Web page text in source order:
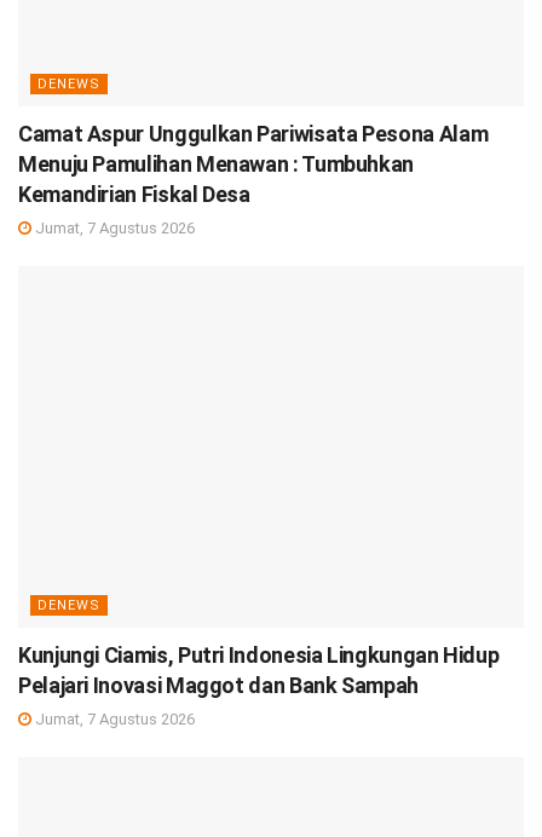
DENEWS
Camat Aspur Unggulkan Pariwisata Pesona Alam
Menuju Pamulihan Menawan : Tumbuhkan
Kemandirian Fiskal Desa
Jumat, 7 Agustus 2026
DENEWS
Kunjungi Ciamis, Putri Indonesia Lingkungan Hidup
Pelajari Inovasi Maggot dan Bank Sampah
Jumat, 7 Agustus 2026